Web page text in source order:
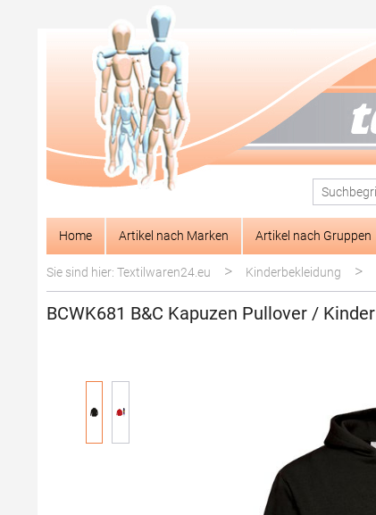
Zur Hauptnavigation springen
Home Artikel nach Marken Artikel nach Gruppen
Sie sind hier: Textilwaren24.eu > Kinderbekleidung >
BCWK681 B&C Kapuzen Pullover / Kinder